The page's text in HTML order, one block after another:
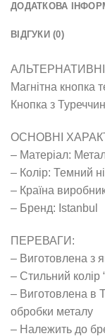
ДОДАТКОВА
ВІДГУКИ (0)
АЛЬТЕРНАТИВНІ
Магнітна кнопка
Кнопка з
ОСНОВНІ
– Матеріал:
– Колір: Темний
– Країна
– Бренд: Іstanbul
ПЕРЕВАГИ:
– Виготовлена з
– Стильний колір
– Виготовлена в
обробки металу
– Належить до